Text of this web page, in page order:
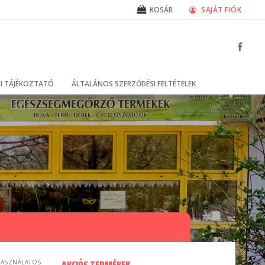
KOSÁR SAJÁT FIÓK
TÁJÉKOZTATÓ ÁLTALÁNOS SZERZŐDÉSI FELTÉTELEK